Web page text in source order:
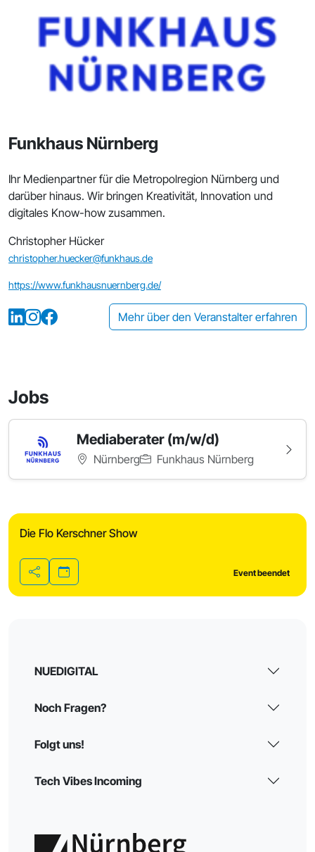
Funkhaus Nürnberg
Ihr Medienpartner für die Metropolregion Nürnberg und
darüber hinaus. Wir bringen Kreativität, Innovation und
digitales Know-how zusammen.
Christopher Hücker
christopher.huecker@funkhaus.de
https://www.funkhausnuernberg.de/
Mehr über den Veranstalter erfahren
Jobs
Mediaberater (m/w/d)
Nürnberg Funkhaus Nürnberg
Die Flo Kerschner Show
Teilen
Event beendet
NUEDIGITAL
Noch Fragen?
Folgt uns!
Tech Vibes Incoming